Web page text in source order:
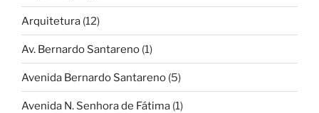
Arquitetura (12)
Av. Bernardo Santareno (1)
Avenida Bernardo Santareno (5)
Avenida N. Senhora de Fátima (1)